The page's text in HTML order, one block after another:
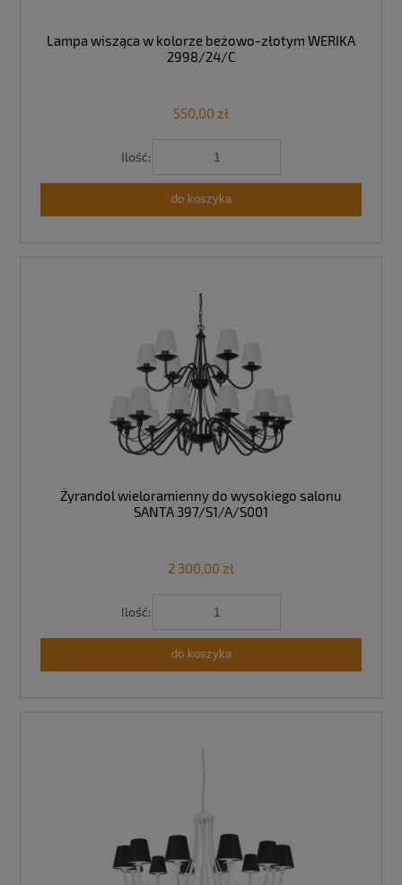
Lampa wisząca w kolorze beżowo-złotym WERIKA
2998/24/C
550,00 zł
Ilość:
do koszyka
Żyrandol wieloramienny do wysokiego salonu
SANTA 397/S1/A/S001
2 300,00 zł
Ilość:
do koszyka